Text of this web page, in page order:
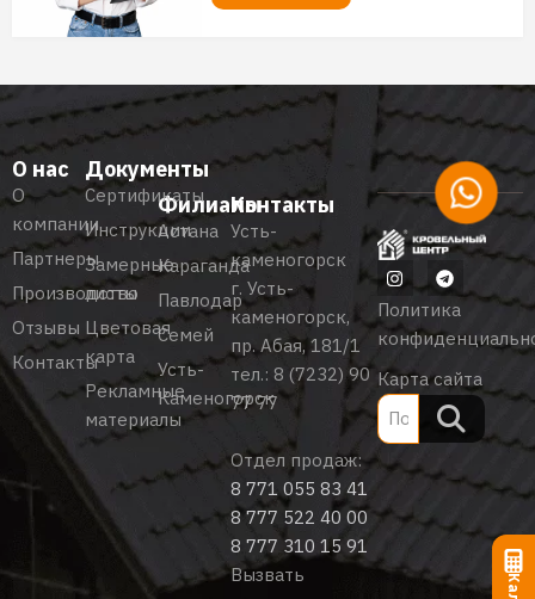
О нас
О
компании
Партнеры
Производство
Отзывы
Контакты
Документы
Сертификаты
Инструкции
Замерные
листы
Цветовая
карта
Рекламные
материалы
Филиалы
Астана
Караганда
Павлодар
Семей
Усть-
Каменогорск
Контакты
Усть-
каменогорск
г. Усть-
каменогорск,
пр. Абая, 181/1
тел.:8 (7232) 90
77 77
Отдел продаж:
8 771 055 83 41
8 777 522 40 00
8 777 310 15 91
Вызвать
Политика
Карта сайта